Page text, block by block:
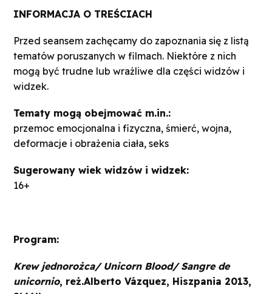
INFORMACJA O TREŚCIACH
Przed seansem zachęcamy do zapoznania się z listą
tematów poruszanych w filmach. Niektóre z nich
mogą być trudne lub wrażliwe dla części widzów i
widzek.
Tematy mogą obejmować m.in.:
przemoc emocjonalna i fizyczna, śmierć, wojna,
deformacje i obrażenia ciała, seks
Sugerowany wiek widzów i widzek:
16+
Program:
Krew jednorożca/ Unicorn Blood/ Sangre de
unicornio, reż.Alberto Vázquez, Hiszpania 2013,